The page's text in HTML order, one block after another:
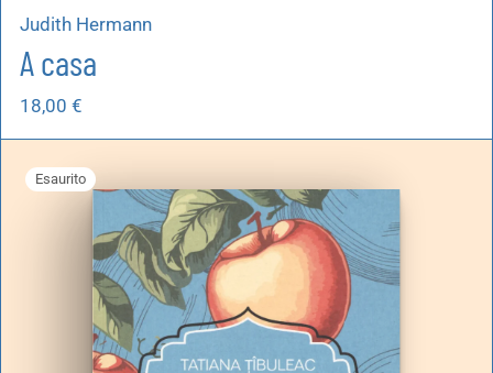
Judith Hermann
A casa
18,00 €
Esaurito